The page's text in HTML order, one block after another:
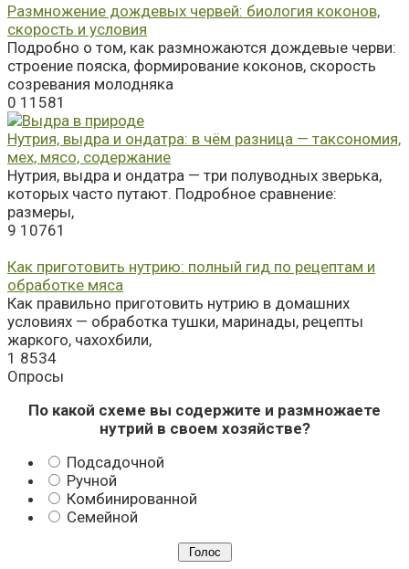
Размножение дождевых червей: биология коконов,
скорость и условия
Подробно о том, как размножаются дождевые черви:
строение пояска, формирование коконов, скорость
созревания молодняка
0 11581
Нутрия, выдра и ондатра: в чём разница — таксономия,
мех, мясо, содержание
Нутрия, выдра и ондатра — три полуводных зверька,
которых часто путают. Подробное сравнение:
размеры,
9 10761
Как приготовить нутрию: полный гид по рецептам и
обработке мяса
Как правильно приготовить нутрию в домашних
условиях — обработка тушки, маринады, рецепты
жаркого, чахохбили,
1 8534
Опросы
По какой схеме вы содержите и размножаете
нутрий в своем хозяйстве?
Подсадочной
Ручной
Комбинированной
Семейной